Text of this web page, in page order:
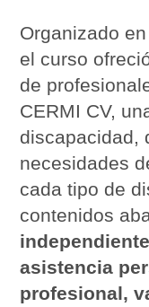
Organizado
el curso
de
CERMI CV,
discapacidad,
necesidades
cada tipo de
contenidos
asistencia
profesional,